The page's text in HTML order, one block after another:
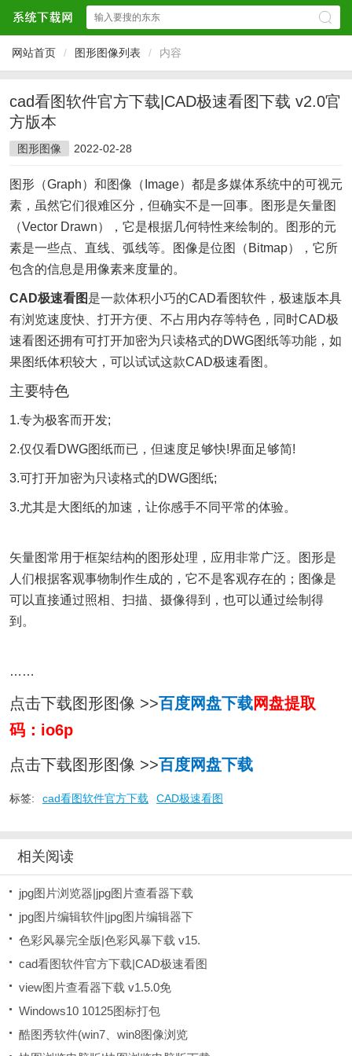
网站首页 / 图形图像列表 / 内容
cad看图软件官方下载|CAD极速看图下载 v2.0官
方版本
图形图像 2022-02-28
图形（Graph）和图像（Image）都是多媒体系统中的可视元
素，虽然它们很难区分，但确实不是一回事。图形是矢量图
（Vector Drawn），它是根据几何特性来绘制的。图形的元
素是一些点、直线、弧线等。图像是位图（Bitmap），它所
包含的信息是用像素来度量的。
CAD极速看图是一款体积小巧的CAD看图软件，极速版本具
有浏览速度快、打开方便、不占用内存等特色，同时CAD极
速看图还拥有可打开加密为只读格式的DWG图纸等功能，如
果图纸体积较大，可以试试这款CAD极速看图。
主要特色
1.专为极客而开发;
2.仅仅看DWG图纸而已，但速度足够快!界面足够简!
3.可打开加密为只读格式的DWG图纸;
3.尤其是大图纸的加速，让你感手不同平常的体验。
矢量图常用于框架结构的图形处理，应用非常广泛。图形是
人们根据客观事物制作生成的，它不是客观存在的；图像是
可以直接通过照相、扫描、摄像得到，也可以通过绘制得
到。
……
点击下载图形图像 >>百度网盘下载网盘提取
码：io6p
点击下载图形图像 >>百度网盘下载
标签: cad看图软件官方下载 CAD极速看图
相关阅读
jpg图片浏览器|jpg图片查看器下载
jpg图片编辑软件|jpg图片编辑器下
色彩风暴完全版|色彩风暴下载 v15.
cad看图软件官方下载|CAD极速看图
view图片查看器下载 v1.5.0免
Windows10 10125图标打包
酷图秀软件(win7、win8图像浏览